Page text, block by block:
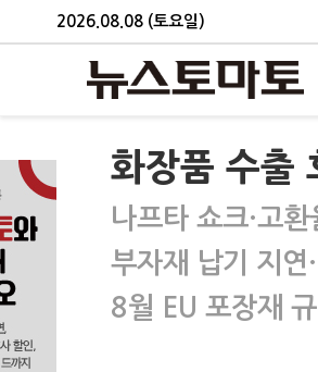
2026.08.08 (토요일)
화장품 수출
나프타 쇼크·고
부자재 납기 지
8월 EU 포장재